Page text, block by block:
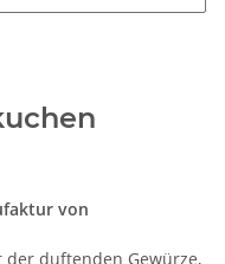
von
duftenden Gewürze,